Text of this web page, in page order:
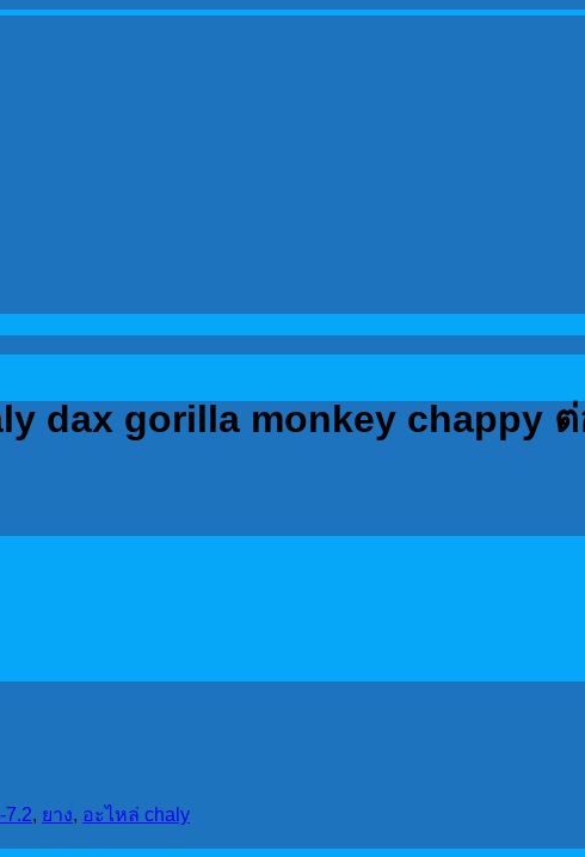
dax gorilla monkey chappy ต่
7.2, ยาง, อะไหล่ chaly